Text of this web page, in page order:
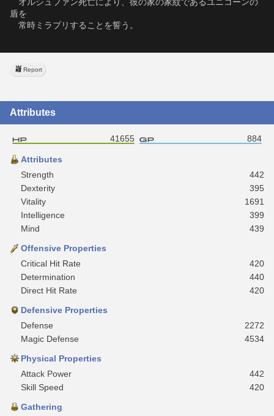
盾を
常時ミラプリすることを誓う。
Report
Attributes
41655 884
Attributes
Strength
442
Dexterity
395
Vitality
1691
Intelligence
399
Mind
439
Offensive Properties
Critical Hit Rate
420
Determination
440
Direct Hit Rate
420
Defensive Properties
Defense
2272
Magic Defense
4534
Physical Properties
Attack Power
442
Skill Speed
420
Gathering